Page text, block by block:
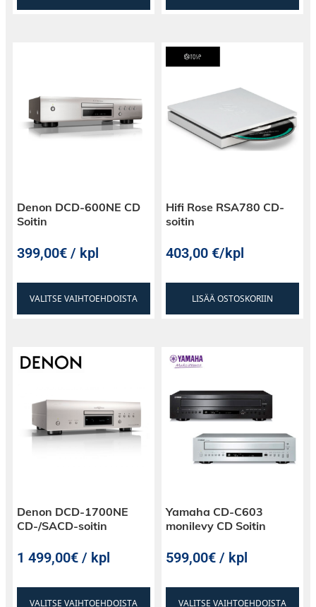
Denon DCD-600NE CD
Soitin
399,00€ / kpl
VALITSE VAIHTOEHDOISTA
Hifi Rose RSA780 CD-
soitin
403,00€/kpl
LISÄÄ OSTOSKORIIN
Denon DCD-1700NE
CD-/SACD-soitin
1 499,00€ / kpl
VALITSE VAIHTOEHDOISTA
Yamaha CD-C603
monilevy CD Soitin
599,00€ / kpl
VALITSE VAIHTOEHDOISTA